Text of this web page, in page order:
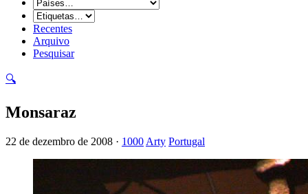
Recentes
Arquivo
Pesquisar
🔍
Monsaraz
22 de dezembro de 2008 · 1000 Arty Portugal